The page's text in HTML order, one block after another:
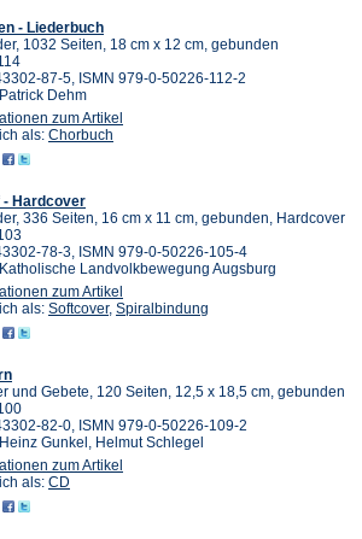
- Liederbuch
1032 Seiten, 18 cm x 12 cm, gebunden
87-5, ISMN 979-0-50226-112-2
Dehm
zum Artikel
als: Chorbuch
- Hardcover
336 Seiten, 16 cm x 11 cm, gebunden, Hardcover
78-3, ISMN 979-0-50226-105-4
Landvolkbewegung Augsburg
zum Artikel
als: Softcover, Spiralbindung
und Gebete, 120 Seiten, 12,5 x 18,5 cm, gebunden
82-0, ISMN 979-0-50226-109-2
Gunkel, Helmut Schlegel
zum Artikel
als: CD